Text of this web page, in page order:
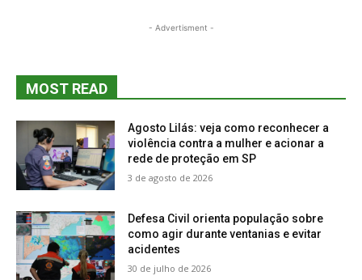
- Advertisment -
MOST READ
Agosto Lilás: veja como reconhecer a
violência contra a mulher e acionar a
rede de proteção em SP
3 de agosto de 2026
Defesa Civil orienta população sobre
como agir durante ventanias e evitar
acidentes
30 de julho de 2026